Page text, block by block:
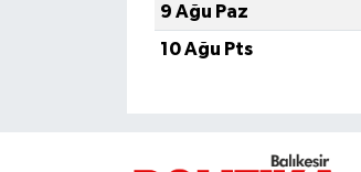
9 Ağu Paz
10 Ağu Pts